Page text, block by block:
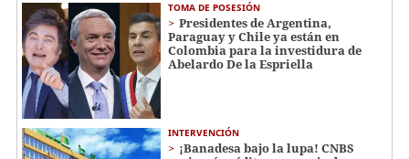
TOMA DE POSESIÓN
Presidentes de Argentina,
Paraguay y Chile ya están en
Colombia para la investidura de
Abelardo De la Espriella
INTERVENCIÓN
¡Banadesa bajo la lupa! CNBS